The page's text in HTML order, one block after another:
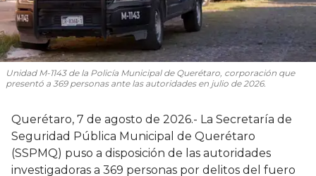
Unidad M-1143 de la Policía Municipal de Querétaro, corporación que
presentó a 369 personas ante las autoridades en julio de 2026.
Querétaro, 7 de agosto de 2026.- La Secretaría de
Seguridad Pública Municipal de Querétaro
(SSPMQ) puso a disposición de las autoridades
investigadoras a 369 personas por delitos del fuero